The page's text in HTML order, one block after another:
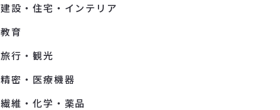
建設・住宅・インテリア
教育
旅行・観光
精密・医療機器
繊維・化学・薬品